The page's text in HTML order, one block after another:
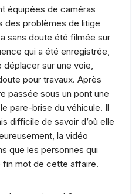
équipées de caméras
des problèmes de litige
sans doute été filmée sur
qui a été enregistrée,
sur une voie,
pour travaux. Après
passée sous un pont une
pare-brise du véhicule. Il
difficile de savoir d’où elle
la vidéo
que les personnes qui
fin mot de cette affaire.